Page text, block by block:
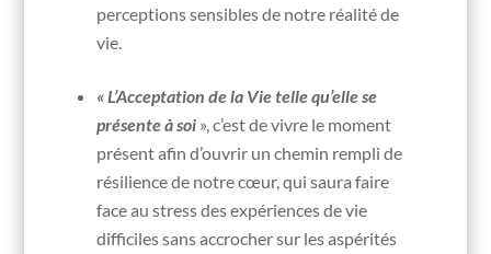
perceptions sensibles de notre réalité de
vie.
« L’Acceptation de la Vie telle qu’elle se
présente à soi », c’est de vivre le moment
présent afin d’ouvrir un chemin rempli de
résilience de notre cœur, qui saura faire
face au stress des expériences de vie
difficiles sans accrocher sur les aspérités